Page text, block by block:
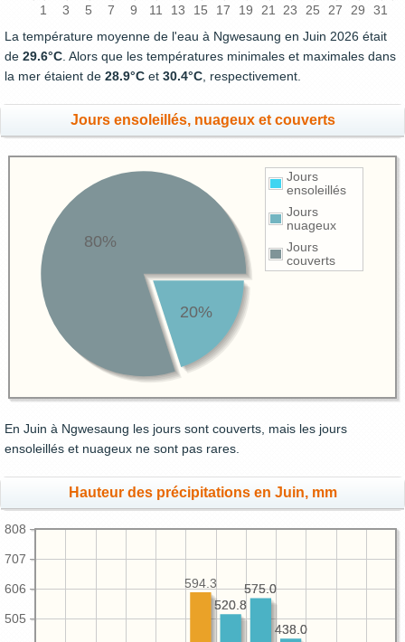
1 3 5 7 9 11 13 15 17 19 21 23 25 27 29 31
La température moyenne de l'eau à Ngwesaung en Juin 2026 était
de 29.6°C . Alors que les températures minimales et maximales dans
la mer étaient de 28.9°C et 30.4°C , respectivement.
Jours ensoleillés, nuageux et couverts
Jours
ensoleillés
Jours
nuageux
Jours
couverts
20%
80%
En Juin à Ngwesaung les jours sont couverts, mais les jours
ensoleillés et nuageux ne sont pas rares.
Hauteur des précipitations en Juin, mm
505
606
707
808
438.0
575.0
520.8
438.0
575.0
520.8
594.3